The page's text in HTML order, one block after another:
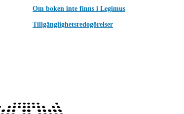
Om boken inte finns i Legimus
Tillgänglighetsredogörelser